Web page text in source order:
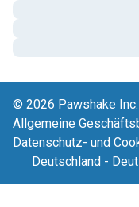
© 2026 Pawshake
Allgemeine
Datenschutz- und
Deutschland -